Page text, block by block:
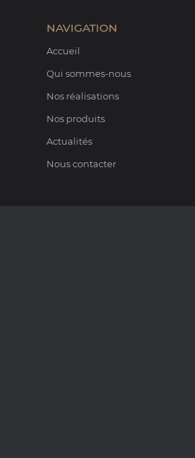
NAVIGATION
Accueil
Qui sommes-nous
Nos réalisations
Nos produits
Actualités
Nous contacter